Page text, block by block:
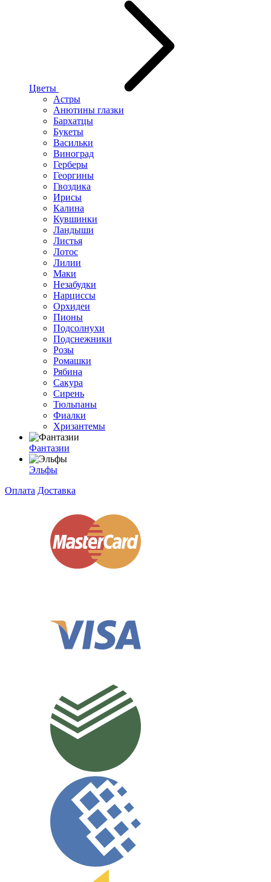
Цветы
Астры
Анютины глазки
Бархатцы
Букеты
Васильки
Виноград
Герберы
Георгины
Гвоздика
Ирисы
Калина
Кувшинки
Ландыши
Листья
Лотос
Лилии
Маки
Незабудки
Нарциссы
Орхидеи
Пионы
Подсолнухи
Подснежники
Розы
Ромашки
Рябина
Сакура
Сирень
Тюльпаны
Фиалки
Хризантемы
Фантазии
Эльфы
Оплата Доставка